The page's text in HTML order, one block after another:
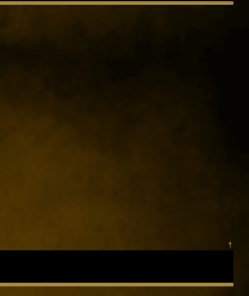
↑